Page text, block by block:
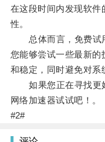
在这段时间内发现软
性。
总体而言，免费试
您能够尝试一些最新的
和稳定，同时避免对系
如果您正在寻找更
网络加速器试试吧！。
#2#